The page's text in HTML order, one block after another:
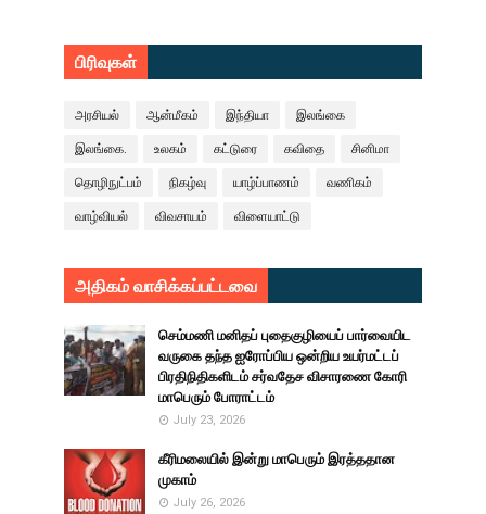
பிரிவுகள்
அரசியல் ஆன்மீகம் இந்தியா இலங்கை
இலங்கை. உலகம் கட்டுரை கவிதை சினிமா
தொழிநுட்பம் நிகழ்வு யாழ்ப்பாணம் வணிகம்
வாழ்வியல் விவசாயம் விளையாட்டு
அதிகம் வாசிக்கப்பட்டவை
செம்மணி மனிதப் புதைகுழியைப் பார்வையிட
வருகை தந்த ஐரோப்பிய ஒன்றிய உயர்மட்டப்
பிரதிநிதிகளிடம் சர்வதேச விசாரணை கோரி
மாபெரும் போராட்டம்
July 23, 2026
கீரிமலையில் இன்று மாபெரும் இரத்ததான
முகாம்
July 26, 2026